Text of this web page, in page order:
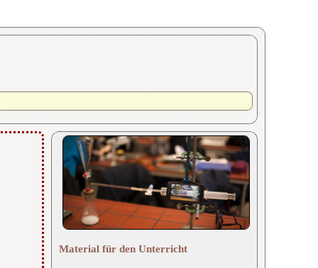
Material für den Unterricht